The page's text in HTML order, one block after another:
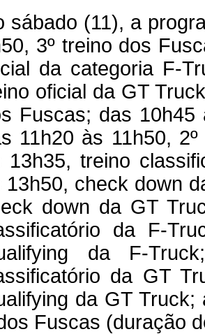
sábado (11), a
3º treino dos
da categoria F-
oficial da GT
Fuscas; das 10h45
11h20 às 11h50,
13h35, treino
13h50, check down
down da GT
da F-
da F-
da GT
da GT
Fuscas (duração